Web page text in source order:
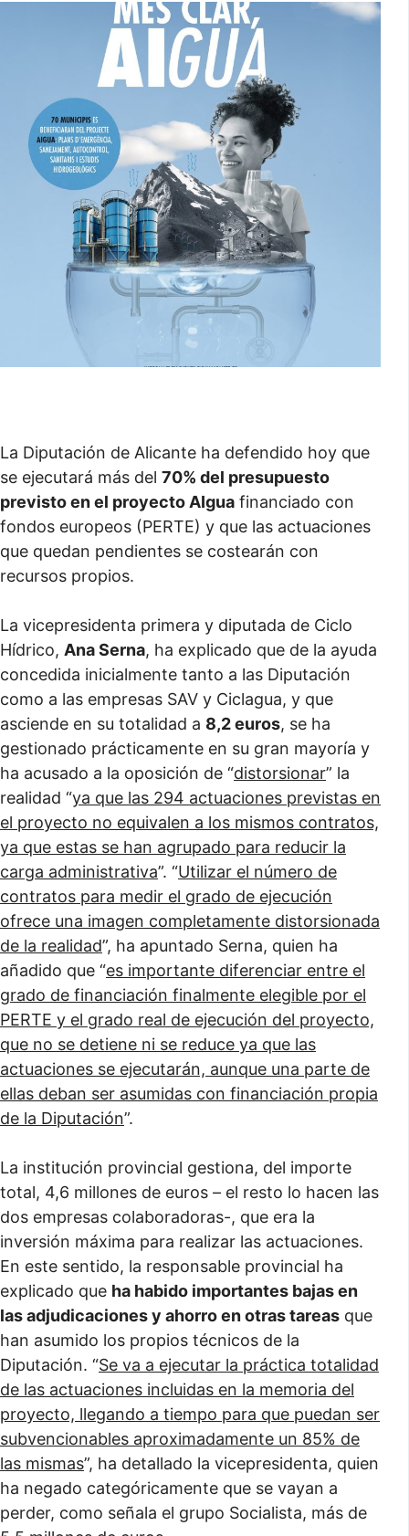
La Diputación de Alicante ha defendido hoy que
se ejecutará más del 70% del presupuesto
previsto en el proyecto AIgua financiado con
fondos europeos (PERTE) y que las actuaciones
que quedan pendientes se costearán con
recursos propios.
La vicepresidenta primera y diputada de Ciclo
Hídrico, Ana Serna, ha explicado que de la ayuda
concedida inicialmente tanto a las Diputación
como a las empresas SAV y Ciclagua, y que
asciende en su totalidad a 8,2 euros, se ha
gestionado prácticamente en su gran mayoría y
ha acusado a la oposición de “distorsionar” la
realidad “ya que las 294 actuaciones previstas en
el proyecto no equivalen a los mismos contratos,
ya que estas se han agrupado para reducir la
carga administrativa”. “Utilizar el número de
contratos para medir el grado de ejecución
ofrece una imagen completamente distorsionada
de la realidad”, ha apuntado Serna, quien ha
añadido que “es importante diferenciar entre el
grado de financiación finalmente elegible por el
PERTE y el grado real de ejecución del proyecto,
que no se detiene ni se reduce ya que las
actuaciones se ejecutarán, aunque una parte de
ellas deban ser asumidas con financiación propia
de la Diputación”.
La institución provincial gestiona, del importe
total, 4,6 millones de euros – el resto lo hacen las
dos empresas colaboradoras-, que era la
inversión máxima para realizar las actuaciones.
En este sentido, la responsable provincial ha
explicado que ha habido importantes bajas en
las adjudicaciones y ahorro en otras tareas que
han asumido los propios técnicos de la
Diputación. “Se va a ejecutar la práctica totalidad
de las actuaciones incluidas en la memoria del
proyecto, llegando a tiempo para que puedan ser
subvencionables aproximadamente un 85% de
las mismas”, ha detallado la vicepresidenta, quien
ha negado categóricamente que se vayan a
perder, como señala el grupo Socialista, más de